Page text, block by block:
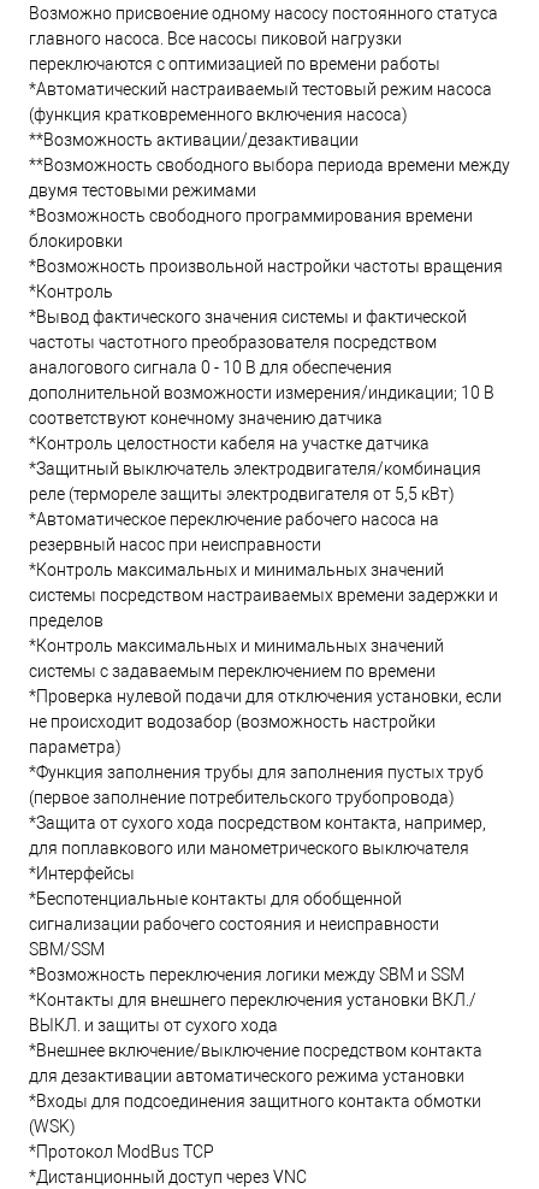
Возможно присвоение одному насосу постоянного статуса
главного насоса. Все насосы пиковой нагрузки
переключаются с оптимизацией по времени работы
*Автоматический настраиваемый тестовый режим насоса
(функция кратковременного включения насоса)
**Возможность активации/дезактивации
**Возможность свободного выбора периода времени между
двумя тестовыми режимами
*Возможность свободного программирования времени
блокировки
*Возможность произвольной настройки частоты вращения
*Контроль
*Вывод фактического значения системы и фактической
частоты частотного преобразователя посредством
аналогового сигнала 0 - 10 В для обеспечения
дополнительной возможности измерения/индикации; 10 В
соответствуют конечному значению датчика
*Контроль целостности кабеля на участке датчика
*Защитный выключатель электродвигателя/комбинация
реле (термореле защиты электродвигателя от 5,5 кВт)
*Автоматическое переключение рабочего насоса на
резервный насос при неисправности
*Контроль максимальных и минимальных значений
системы посредством настраиваемых времени задержки и
пределов
*Контроль максимальных и минимальных значений
системы с задаваемым переключением по времени
*Проверка нулевой подачи для отключения установки, если
не происходит водозабор (возможность настройки
параметра)
*Функция заполнения трубы для заполнения пустых труб
(первое заполнение потребительского трубопровода)
*Защита от сухого хода посредством контакта, например,
для поплавкового или манометрического выключателя
*Интерфейсы
*Беспотенциальные контакты для обобщенной
сигнализации рабочего состояния и неисправности
SBM/SSM
*Возможность переключения логики между SBM и SSM
*Контакты для внешнего переключения установки ВКЛ./
ВЫКЛ. и защиты от сухого хода
*Внешнее включение/выключение посредством контакта
для дезактивации автоматического режима установки
*Входы для подсоединения защитного контакта обмотки
(WSK)
*Протокол ModBus TCP
*Дистанционный доступ через VNC